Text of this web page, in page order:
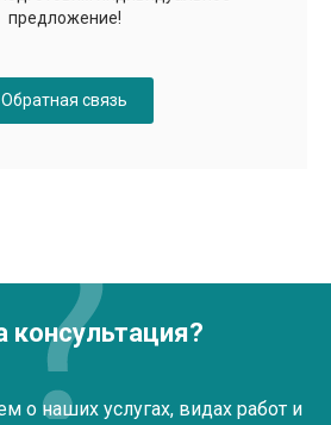
предложение!
Обратная связь
консультация?
о наших услугах, видах работ и